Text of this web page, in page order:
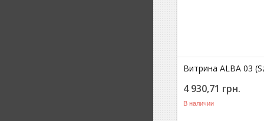
Витрина ALBA 03
4 930,71 грн.
В наличии